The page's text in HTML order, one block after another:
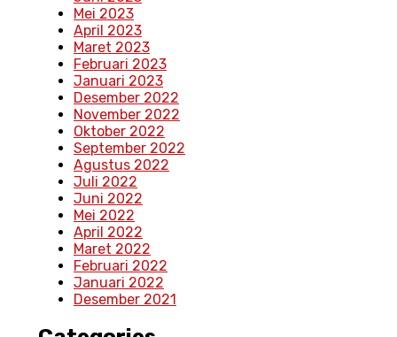
Mei 2023
April 2023
Maret 2023
Februari 2023
Januari 2023
Desember 2022
November 2022
Oktober 2022
September 2022
Agustus 2022
Juli 2022
Juni 2022
Mei 2022
April 2022
Maret 2022
Februari 2022
Januari 2022
Desember 2021